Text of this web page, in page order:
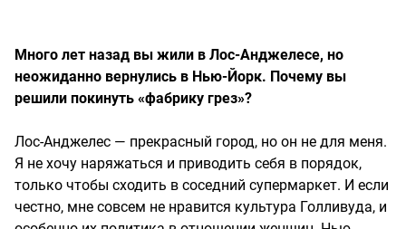
Много лет назад вы жили в Лос-Анджелесе, но
неожиданно вернулись в Нью-Йорк. Почему вы
решили покинуть «фабрику грез»?
Лос-Анджелес — прекрасный город, но он не для меня.
Я не хочу наряжаться и приводить себя в порядок,
только чтобы сходить в соседний супермаркет. И если
честно, мне совсем не нравится культура Голливуда, и